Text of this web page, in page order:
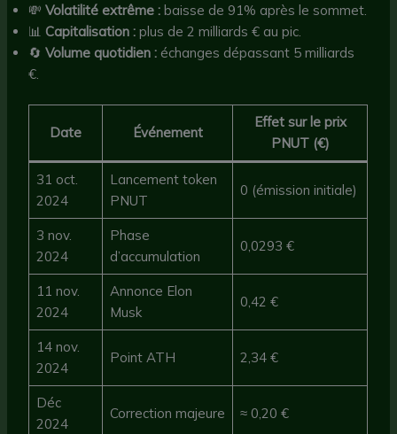
💸Volatilité extrême : baisse de 91% après le sommet.
📊 Capitalisation : plus de 2 milliards € au pic.
🔄Volume quotidien : échanges dépassant 5 milliards
€.
Date Événement
Effet sur le prix
PNUT (€)
31 oct.
2024
Lancement token
PNUT
0 (émission initiale)
3 nov.
2024
Phase
d’accumulation
0,0293 €
11 nov.
2024
Annonce Elon
Musk
0,42 €
14 nov.
2024
Point ATH 2,34 €
Déc
2024
Correction majeure ≈ 0,20 €